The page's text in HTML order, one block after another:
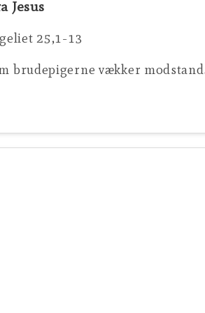
Jesus
25,1-13
brudepigerne vækker